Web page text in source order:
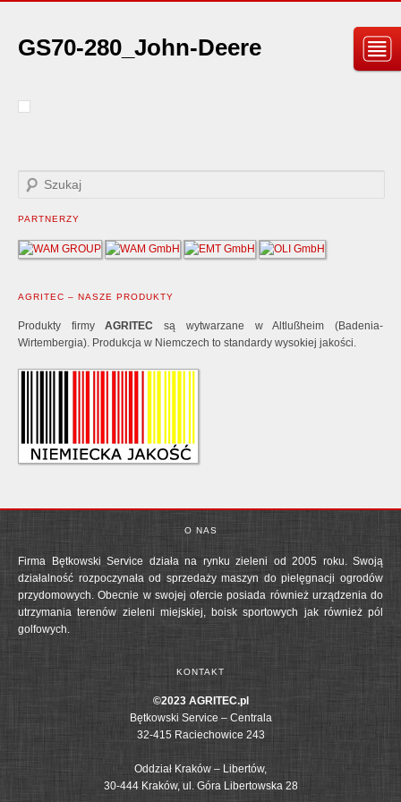
GS70-280_John-Deere
PARTNERZY
AGRITEC – NASZE PRODUKTY
Produkty firmyAGRITEC
są wytwarzane w Altlußheim (Badenia-
Wirtembergia). Produkcja w Niemczech to standardy wysokiej jakości.
O NAS
Firma Bętkowski Service działa na rynku zieleni od 2005 roku. Swoją
działalność rozpoczynała od sprzedaży maszyn do pielęgnacji ogrodów
przydomowych. Obecnie w swojej ofercie posiada również urządzenia do
utrzymania terenów zieleni miejskiej, boisk sportowych jak również pól
golfowych.
KONTAKT
©2023 AGRITEC.pl
Bętkowski Service – Centrala
32-415 Raciechowice 243
Oddział Kraków – Libertów,
30-444 Kraków, ul. Góra Libertowska 28